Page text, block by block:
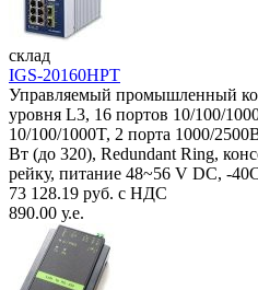
склад
IGS-20160HPT
Управляемый промышленный
уровня L3, 16 портов 10/100/
10/100/1000T, 2 порта 1000/
Вт (до 320), Redundant Ring,
рейку, питание 48~56 V DC, -
73 128.19 руб. с НДС
890.00 у.е.